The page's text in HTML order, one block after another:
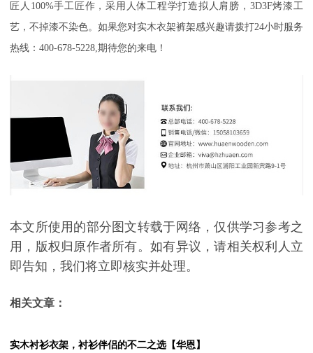
匠人100%手工匠作，采用人体工程学打造拟人肩膀，3D3F烤漆工
艺，不掉漆不染色。如果您对实木衣架裤架感兴趣请拨打24小时服务
热线：400-678-5228,期待您的来电！
本文所使用的部分图文转载于网络，仅供学习参考之
用，版权归原作者所有。如有异议，请相关权利人立
即告知，我们将立即核实并处理。
相关文章：
实木衬衫衣架，衬衫伴侣的不二之选【华恩】